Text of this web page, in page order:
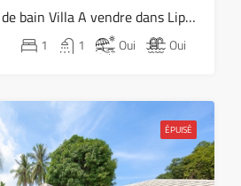
14
Août
sam
Août
1 Chambre 1 Salle de bain Villa A vendre dans Lipa Noi – HS0797
1 1 Oui Oui
ÉPUISÉ